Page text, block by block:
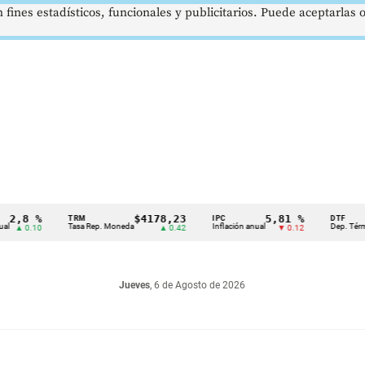
% TRM
Tasa Rep. Moneda
$4178,23
▲ 0.42 Inflación anual
5,81 %
▼ 0.12
DTF
Dep. Término
Jueves, 6 de Agosto de 2026
estadísticos, funcionales y publicitarios. Puede aceptarlas